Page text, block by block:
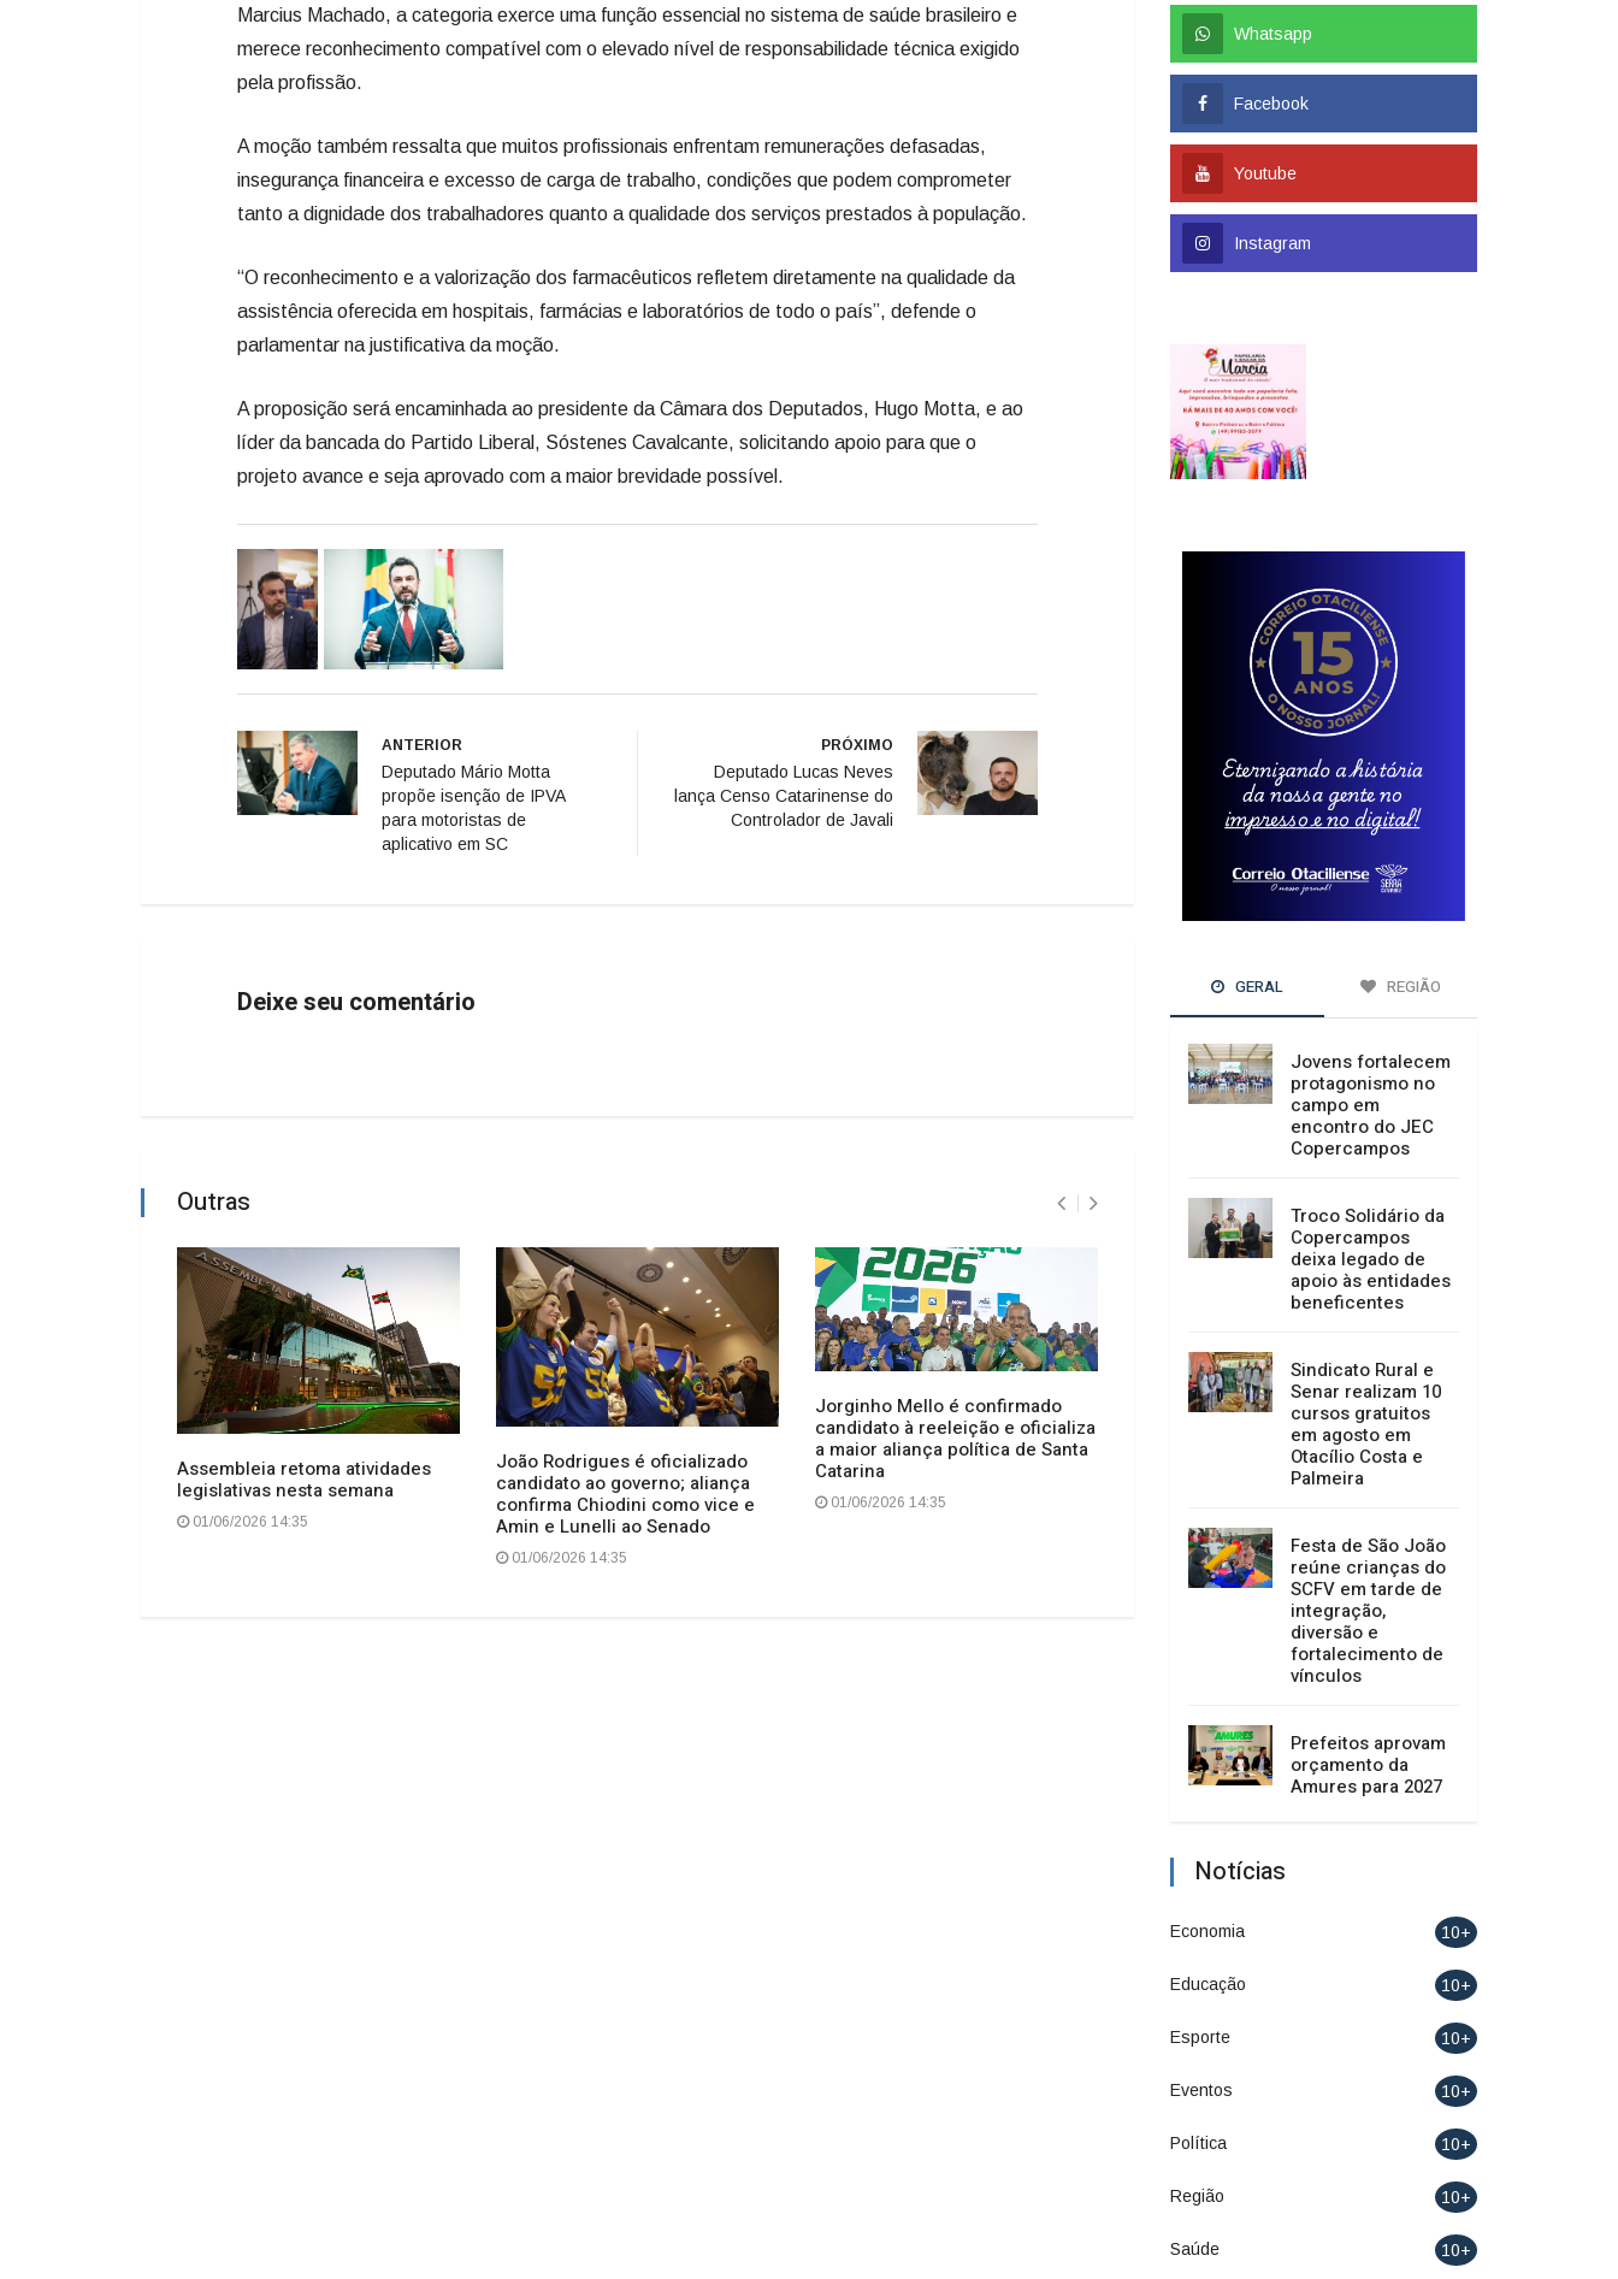
Marcius Machado, a categoria exerce uma função essencial no sistema de saúde brasileiro e
merece reconhecimento compatível com o elevado nível de responsabilidade técnica exigido
pela profissão.
A moção também ressalta que muitos profissionais enfrentam remunerações defasadas,
insegurança financeira e excesso de carga de trabalho, condições que podem comprometer
tanto a dignidade dos trabalhadores quanto a qualidade dos serviços prestados à população.
“O reconhecimento e a valorização dos farmacêuticos refletem diretamente na qualidade da
assistência oferecida em hospitais, farmácias e laboratórios de todo o país”, defende o
parlamentar na justificativa da moção.
A proposição será encaminhada ao presidente da Câmara dos Deputados, Hugo Motta, e ao
líder da bancada do Partido Liberal, Sóstenes Cavalcante, solicitando apoio para que o
projeto avance e seja aprovado com a maior brevidade possível.
ANTERIOR
Deputado Mário Motta
propõe isenção de IPVA
para motoristas de
aplicativo em SC
PRÓXIMO
Deputado Lucas Neves
lança Censo Catarinense do
Controlador de Javali
Deixe seu comentário
Outras
Assembleia retoma atividades
legislativas nesta semana
01/06/2026 14:35
João Rodrigues é oficializado
candidato ao governo; aliança
confirma Chiodini como vice e
Amin e Lunelli ao Senado
01/06/2026 14:35
Jorginho Mello é confirmado
candidato à reeleição e oficializa
a maior aliança política de Santa
Catarina
01/06/2026 14:35
Colombo tem nome confirmado
como candidato a deputado
01/06/2026 14:35
Whatsapp
Facebook
Youtube
Instagram
GERAL REGIÃO
Jovens fortalecem
protagonismo no
campo em
encontro do JEC
Copercampos
Troco Solidário da
Copercampos
deixa legado de
apoio às entidades
beneficentes
Sindicato Rural e
Senar realizam 10
cursos gratuitos
em agosto em
Otacílio Costa e
Palmeira
Festa de São João
reúne crianças do
SCFV em tarde de
integração,
diversão e
fortalecimento de
vínculos
Prefeitos aprovam
orçamento da
Amures para 2027
Notícias
Economia 10+
Educação 10+
Esporte 10+
Eventos 10+
Política 10+
Região 10+
Saúde 10+